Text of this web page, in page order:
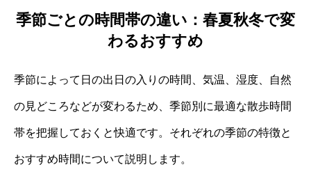
季節ごとの時間帯の違い：春夏秋冬で変
わるおすすめ
季節によって日の出日の入りの時間、気温、湿度、自然
の見どころなどが変わるため、季節別に最適な散歩時間
帯を把握しておくと快適です。それぞれの季節の特徴と
おすすめ時間について説明します。